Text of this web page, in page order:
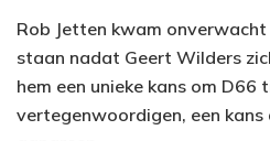
Rob Jetten kwam
staan nadat Geert Wilders
hem een unieke kans om
vertegenwoordigen, een kans